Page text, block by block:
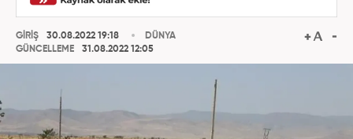
GİRİŞ
30.08.2022 19:18
GÜNCELLEME
31.08.2022 12:05
DÜNYA